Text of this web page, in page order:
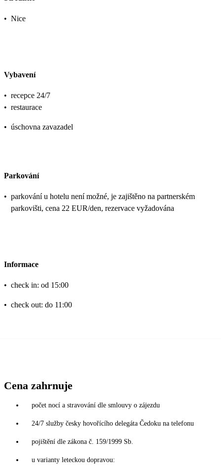
• Nice
Vybavení
• recepce 24/7
• restaurace
• úschovna zavazadel
Parkování
• parkování u hotelu není možné, je zajištěno na partnerském
parkovišti, cena 22 EUR/den, rezervace vyžadována
Informace
• check in: od 15:00
• check out: do 11:00
Cena zahrnuje
počet nocí a stravování dle smlouvy o zájezdu
24/7 služby česky hovořícího delegáta Čedoku na telefonu
pojištění dle zákona č. 159/1999 Sb.
u varianty leteckou dopravou: